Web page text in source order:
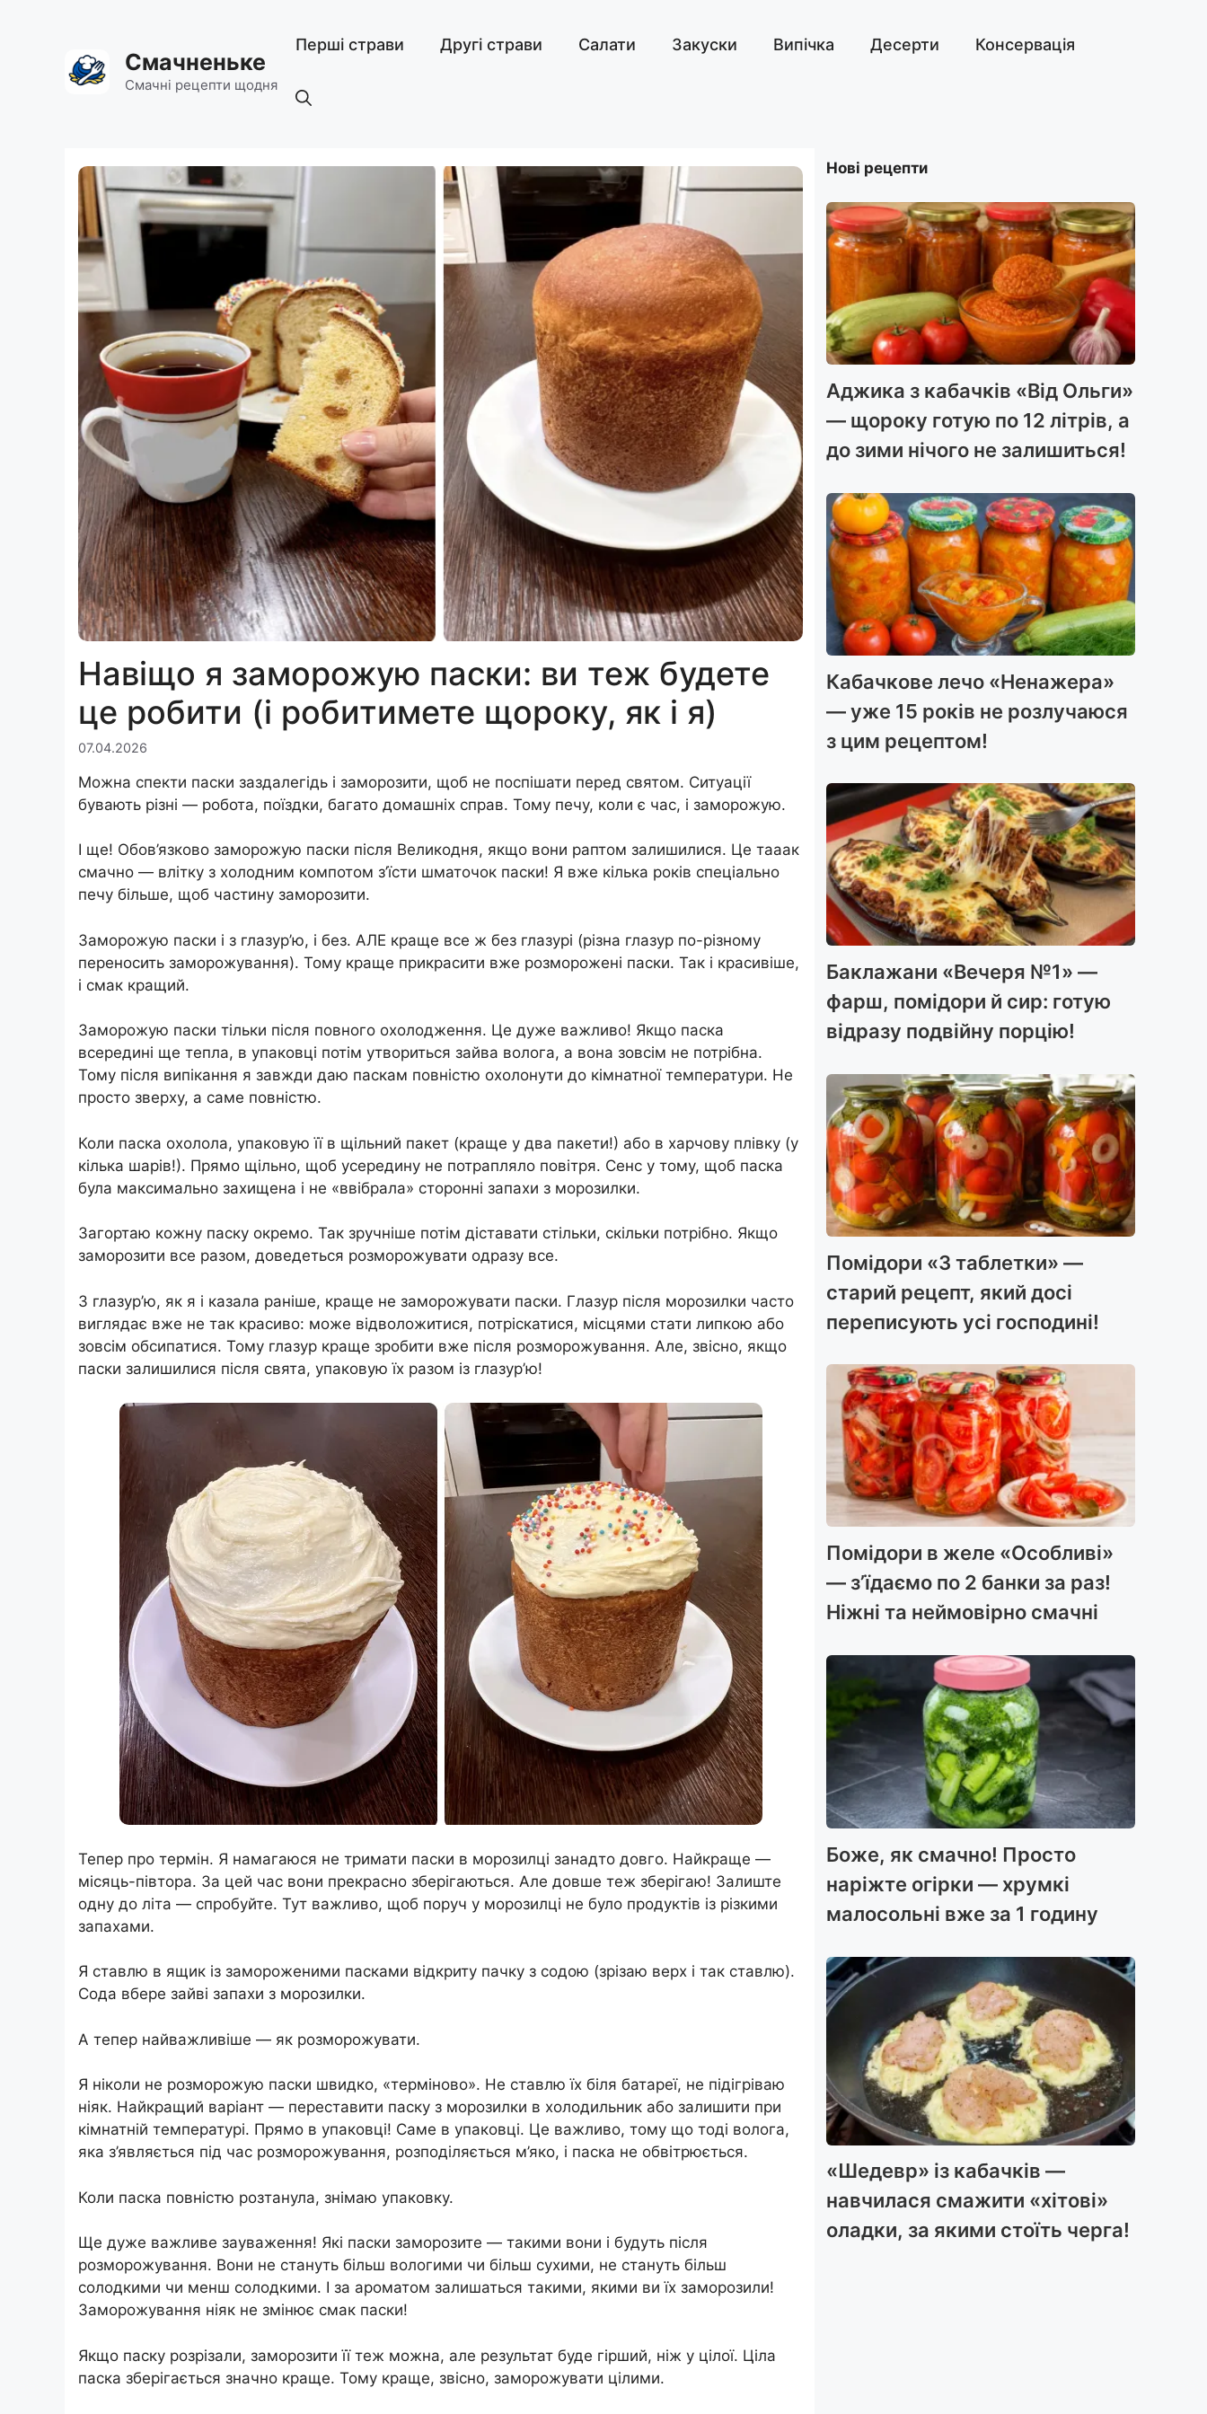
Смачненьке
Смачні рецепти щодня
Перші страви Другі страви Салати Закуски Випічка Десерти Консервація
Навіщо я заморожую паски: ви теж будете
це робити (і робитимете щороку, як і я)
07.04.2026
Можна спекти паски заздалегідь і заморозити, щоб не поспішати перед святом. Ситуації
бувають різні — робота, поїздки, багато домашніх справ. Тому печу, коли є час, і заморожую.
І ще! Обов’язково заморожую паски після Великодня, якщо вони раптом залишилися. Це тааак
смачно — влітку з холодним компотом з’їсти шматочок паски! Я вже кілька років спеціально
печу більше, щоб частину заморозити.
Заморожую паски і з глазур’ю, і без. АЛЕ краще все ж без глазурі (різна глазур по-різному
переносить заморожування). Тому краще прикрасити вже розморожені паски. Так і красивіше,
і смак кращий.
Заморожую паски тільки після повного охолодження. Це дуже важливо! Якщо паска
всередині ще тепла, в упаковці потім утвориться зайва волога, а вона зовсім не потрібна.
Тому після випікання я завжди даю паскам повністю охолонути до кімнатної температури. Не
просто зверху, а саме повністю.
Коли паска охолола, упаковую її в щільний пакет (краще у два пакети!) або в харчову плівку (у
кілька шарів!). Прямо щільно, щоб усередину не потрапляло повітря. Сенс у тому, щоб паска
була максимально захищена і не «ввібрала» сторонні запахи з морозилки.
Загортаю кожну паску окремо. Так зручніше потім діставати стільки, скільки потрібно. Якщо
заморозити все разом, доведеться розморожувати одразу все.
З глазур’ю, як я і казала раніше, краще не заморожувати паски. Глазур після морозилки часто
виглядає вже не так красиво: може відволожитися, потріскатися, місцями стати липкою або
зовсім обсипатися. Тому глазур краще зробити вже після розморожування. Але, звісно, якщо
паски залишилися після свята, упаковую їх разом із глазур’ю!
Тепер про термін. Я намагаюся не тримати паски в морозилці занадто довго. Найкраще —
місяць-півтора. За цей час вони прекрасно зберігаються. Але довше теж зберігаю! Залиште
одну до літа — спробуйте. Тут важливо, щоб поруч у морозилці не було продуктів із різкими
запахами.
Я ставлю в ящик із замороженими пасками відкриту пачку з содою (зрізаю верх і так ставлю).
Сода вбере зайві запахи з морозилки.
А тепер найважливіше — як розморожувати.
Я ніколи не розморожую паски швидко, «терміново». Не ставлю їх біля батареї, не підігріваю
ніяк. Найкращий варіант — переставити паску з морозилки в холодильник або залишити при
кімнатній температурі. Прямо в упаковці! Саме в упаковці. Це важливо, тому що тоді волога,
яка з’являється під час розморожування, розподіляється м’яко, і паска не обвітрюється.
Коли паска повністю розтанула, знімаю упаковку.
Ще дуже важливе зауваження! Які паски заморозите — такими вони і будуть після
розморожування. Вони не стануть більш вологими чи більш сухими, не стануть більш
солодкими чи менш солодкими. І за ароматом залишаться такими, якими ви їх заморозили!
Заморожування ніяк не змінює смак паски!
Якщо паску розрізали, заморозити її теж можна, але результат буде гірший, ніж у цілої. Ціла
паска зберігається значно краще. Тому краще, звісно, заморожувати цілими.
Нові рецепти
Аджика з кабачків «Від Ольги»
— щороку готую по 12 літрів, а
до зими нічого не залишиться!
Кабачкове лечо «Ненажера»
— уже 15 років не розлучаюся
з цим рецептом!
Баклажани «Вечеря №1» —
фарш, помідори й сир: готую
відразу подвійну порцію!
Помідори «3 таблетки» —
старий рецепт, який досі
переписують усі господині!
Помідори в желе «Особливі»
— з’їдаємо по 2 банки за раз!
Ніжні та неймовірно смачні
Боже, як смачно! Просто
наріжте огірки — хрумкі
малосольні вже за 1 годину
«Шедевр» із кабачків —
навчилася смажити «хітові»
оладки, за якими стоїть черга!